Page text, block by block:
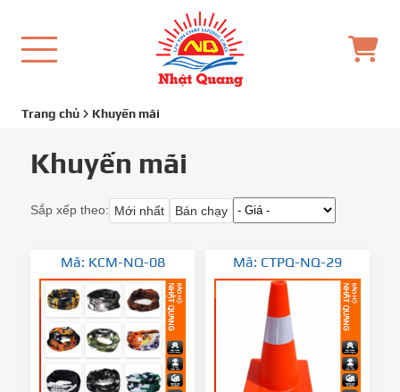
Trang chủ Khuyến mãi
Khuyến mãi
Sắp xếp theo: Mới nhất Bán chạy
Mã: KCM-NQ-08 Mã: CTPQ-NQ-29